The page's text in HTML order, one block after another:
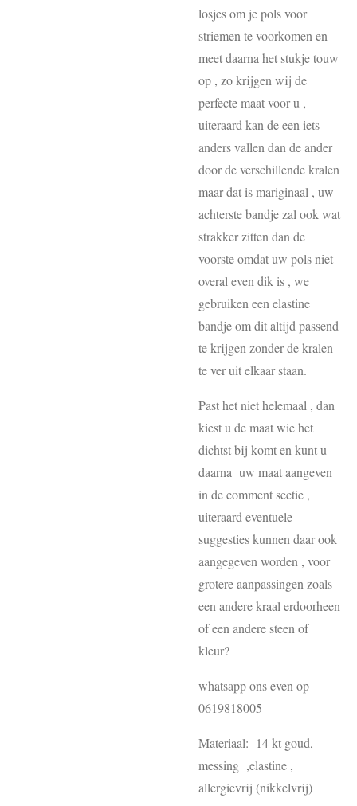
losjes om je pols voor
striemen te voorkomen en
meet daarna het stukje touw
op , zo krijgen wij de
perfecte maat voor u ,
uiteraard kan de een iets
anders vallen dan de ander
door de verschillende kralen
maar dat is mariginaal , uw
achterste bandje zal ook wat
strakker zitten dan de
voorste omdat uw pols niet
overal even dik is , we
gebruiken een elastine
bandje om dit altijd passend
te krijgen zonder de kralen
te ver uit elkaar staan.
Past het niet helemaal , dan
kiest u de maat wie het
dichtst bij komt en kunt u
daarna uw maat aangeven
in de comment sectie ,
uiteraard eventuele
suggesties kunnen daar ook
aangegeven worden , voor
grotere aanpassingen zoals
een andere kraal erdoorheen
of een andere steen of
kleur?
whatsapp ons even op
0619818005
Materiaal: 14 kt goud,
messing ,elastine ,
allergievrij (nikkelvrij)